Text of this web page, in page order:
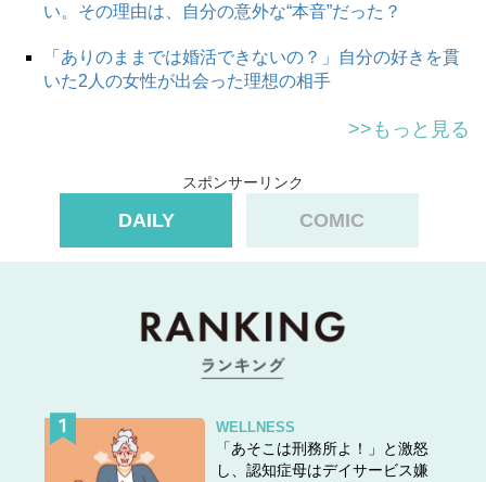
い。その理由は、自分の意外な“本音”だった？
「ありのままでは婚活できないの？」自分の好きを貫
いた2人の女性が出会った理想の相手
>>もっと見る
スポンサーリンク
DAILY COMIC
WELLNESS
「あそこは刑務所よ！」と激怒
し、認知症母はデイサービス嫌